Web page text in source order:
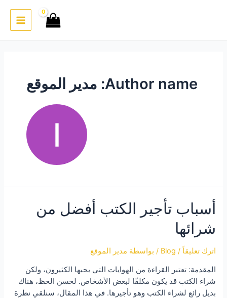
Main
Author name: مدير الموقع
أسباب تأجير الكتب أفضل من
شرائها
اترك تعليقاً /
Blog / بواسطة مدير الموقع
المقدمة: تعتبر القراءة من الهوايات التي يحبها الكثيرون، ولكن
شراء الكتب قد يكون مكلفًا لبعض الأشخاص. لحسن الحظ، هناك
بديل رائع لشراء الكتب وهو تأجيرها. في هذا المقال، سنلقي نظرة